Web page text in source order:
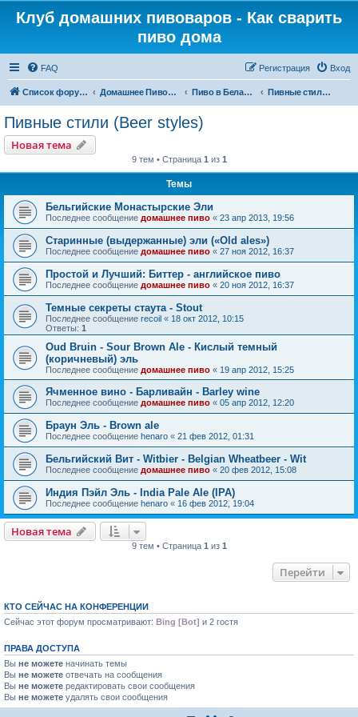
Клуб домашних пивоваров - Как cварить
пиво дома
FAQ Вход
Регистрация
Список форумов Домашнее Пивоварение - Минск Беларусь Пиво в Беларуси и в мире Пивные стили (Beer styles)
Пивные стили (Beer styles)
Новая тема
9 тем • Страница 1 из 1
Темы
Бельгийские Монастырские Эли
Последнее сообщение домашнее пиво « 23 апр 2013, 19:56
Старинные (выдержанные) эли («Old ales»)
Последнее сообщение домашнее пиво « 27 ноя 2012, 16:37
Простой и Лучший: Биттер - английское пиво
Последнее сообщение домашнее пиво « 20 ноя 2012, 16:37
Темные секреты стаута - Stout
Последнее сообщение recoil « 18 окт 2012, 10:15
Ответы: 1
Oud Bruin - Sour Brown Ale - Кислый темный
(коричневый) эль
Последнее сообщение домашнее пиво « 19 апр 2012, 15:25
Ячменное вино - Барливайн - Barley wine
Последнее сообщение домашнее пиво « 05 апр 2012, 12:20
Браун Эль - Brown ale
Последнее сообщение henaro « 21 фев 2012, 01:31
Бельгийский Вит - Witbier - Belgian Wheatbeer - Wit
Последнее сообщение домашнее пиво « 20 фев 2012, 15:08
Индия Пэйл Эль - India Pale Ale (IPA)
Последнее сообщение henaro « 16 фев 2012, 19:04
Новая тема
9 тем • Страница 1 из 1
Перейти
КТО СЕЙЧАС НА КОНФЕРЕНЦИИ
Сейчас этот форум просматривают: Bing [Bot] и 2 гостя
ПРАВА ДОСТУПА
Вы не можете начинать темы
Вы не можете отвечать на сообщения
Вы не можете редактировать свои сообщения
Вы не можете удалять свои сообщения